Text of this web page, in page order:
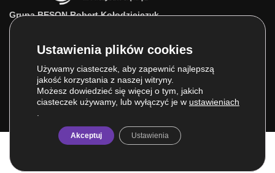
Grupa BESON Robert Kołodziejczyk
ul. Powstańców Wlkp. 63a
E-mail:sklep@rolkilozyska.pl
Używamy ciasteczek, aby zapewnić najlepszą
jakość korzystania z naszej witryny.
Możesz dowiedzieć się więcej o tym, jakich
ciasteczek używamy, lub wyłączyć je w ustawieniach
Akceptuj Ustawienia